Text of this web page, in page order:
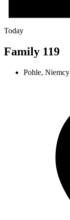
Today
Family 119
Pohle, Niemcy